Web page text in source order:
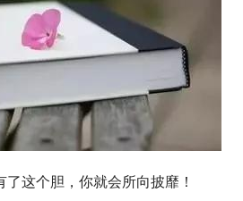
这个胆，你就会所向披靡！